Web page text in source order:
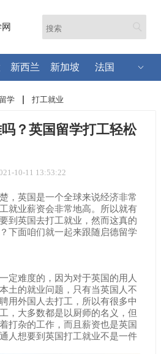
新西兰 新加坡 法国
学 打工就业
？英国留学打工轻松
10-11 13:53:22
，英国是一个全球来说经济非常
就业薪资会非常地高。所以就有
到英国去打工就业，然而这真的
下面咱们就一起来跟随启德留学
定难度的，因为对于英国的用人
土的就业问题，只有当英国人不
用外国人去打工，所以有很多中
，大多数都是以厨师的名义，但
打杂的工作，而且薪资也是英国
人想要到英国打工就业不是一件